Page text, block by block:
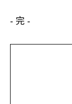
- 完 -